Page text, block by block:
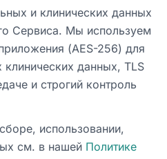
и клинических данных
Сервиса. Мы используем
(AES-256) для
данных, TLS
и строгий контроль
использовании,
см. в нашей Политике